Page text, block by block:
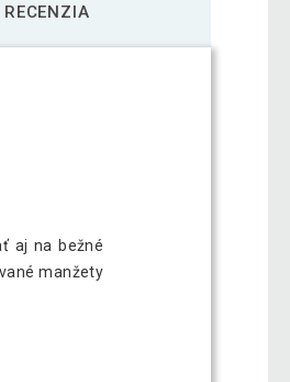
RECENZIA
aj na bežné
manžety